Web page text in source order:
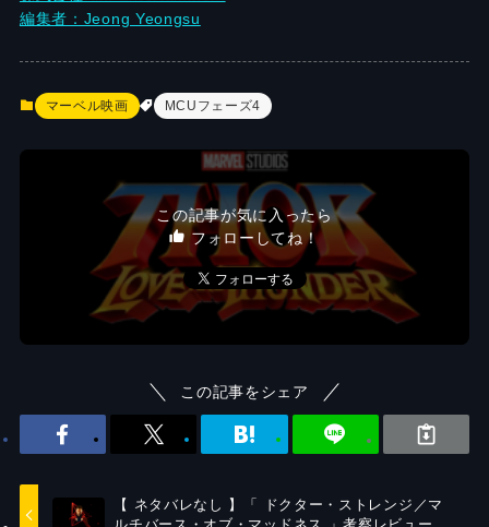
編集者：Jeong Yeongsu
マーベル映画 MCUフェーズ4
この記事が気に入ったら
フォローしてね！
この記事をシェア
【 ネタバレなし 】「 ドクター・ストレンジ／マ